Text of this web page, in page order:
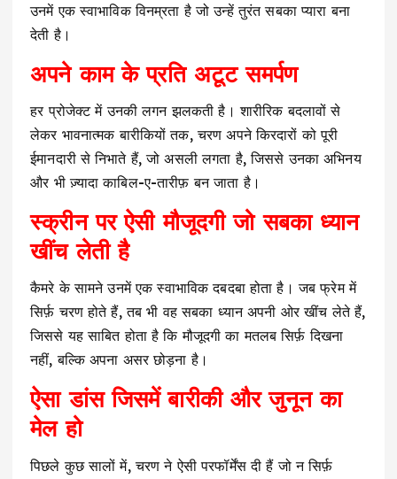
उनमें एक स्वाभाविक विनम्रता है जो उन्हें तुरंत सबका प्यारा बना
देती है।
अपने काम के प्रति अटूट समर्पण
हर प्रोजेक्ट में उनकी लगन झलकती है। शारीरिक बदलावों से
लेकर भावनात्मक बारीकियों तक, चरण अपने किरदारों को पूरी
ईमानदारी से निभाते हैं, जो असली लगता है, जिससे उनका अभिनय
और भी ज़्यादा काबिल-ए-तारीफ़ बन जाता है।
स्क्रीन पर ऐसी मौजूदगी जो सबका ध्यान
खींच लेती है
कैमरे के सामने उनमें एक स्वाभाविक दबदबा होता है। जब फ्रेम में
सिर्फ़ चरण होते हैं, तब भी वह सबका ध्यान अपनी ओर खींच लेते हैं,
जिससे यह साबित होता है कि मौजूदगी का मतलब सिर्फ़ दिखना
नहीं, बल्कि अपना असर छोड़ना है।
ऐसा डांस जिसमें बारीकी और जुनून का
मेल हो
पिछले कुछ सालों में, चरण ने ऐसी परफॉर्मेंस दी हैं जो न सिर्फ़